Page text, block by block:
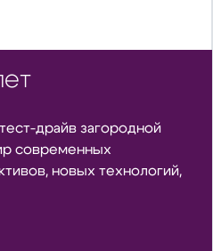
драйв загородной
современных
новых технологий,